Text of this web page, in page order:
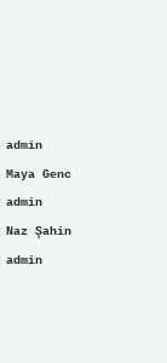
admin
Maya Genc
admin
Naz Şahin
admin